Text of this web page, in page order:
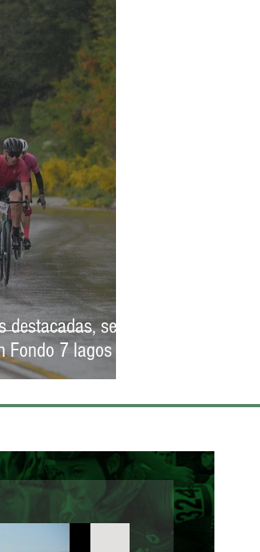
destacadas, se
Fondo 7 lagos